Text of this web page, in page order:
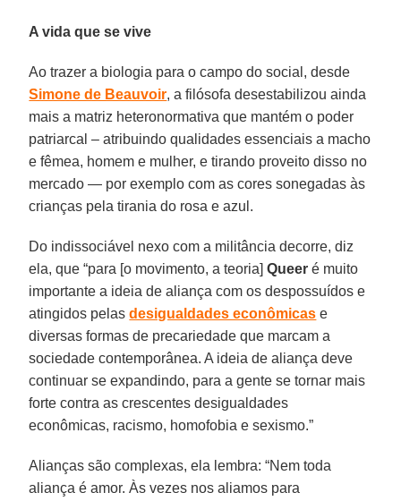
A vida que se vive
Ao trazer a biologia para o campo do social, desde
Simone de Beauvoir, a filósofa desestabilizou ainda
mais a matriz heteronormativa que mantém o poder
patriarcal – atribuindo qualidades essenciais a macho
e fêmea, homem e mulher, e tirando proveito disso no
mercado — por exemplo com as cores sonegadas às
crianças pela tirania do rosa e azul.
Do indissociável nexo com a militância decorre, diz
ela, que “para [o movimento, a teoria]Queer é muito
importante a ideia de aliança com os despossuídos e
atingidos pelasdesigualdades econômicas e
diversas formas de precariedade que marcam a
sociedade contemporânea. A ideia de aliança deve
continuar se expandindo, para a gente se tornar mais
forte contra as crescentes desigualdades
econômicas, racismo, homofobia e sexismo.”
Alianças são complexas, ela lembra: “Nem toda
aliança é amor. Às vezes nos aliamos para